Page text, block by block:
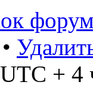
•
+ 4